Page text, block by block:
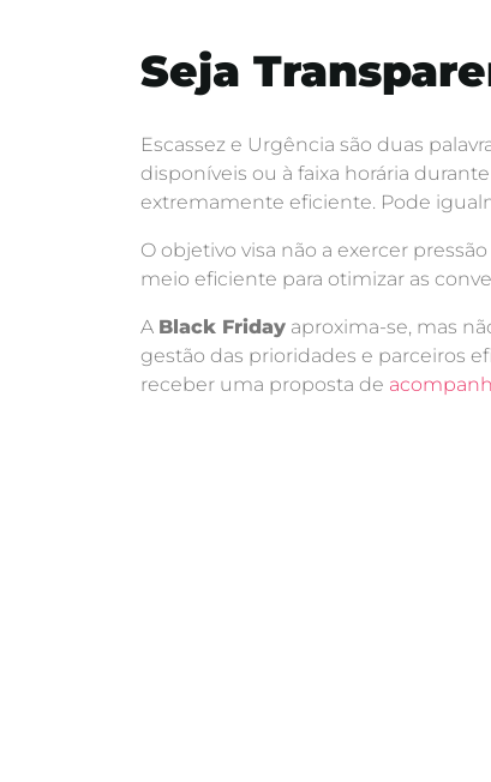
Seja
Escassez e Urgência são duas
disponíveis ou à faixa horária
extremamente eficiente. Pode
O objetivo visa não a exercer
meio eficiente para otimizar as
A Black Friday aproxima-se, mas
gestão das prioridades e parceiros
receber uma proposta de